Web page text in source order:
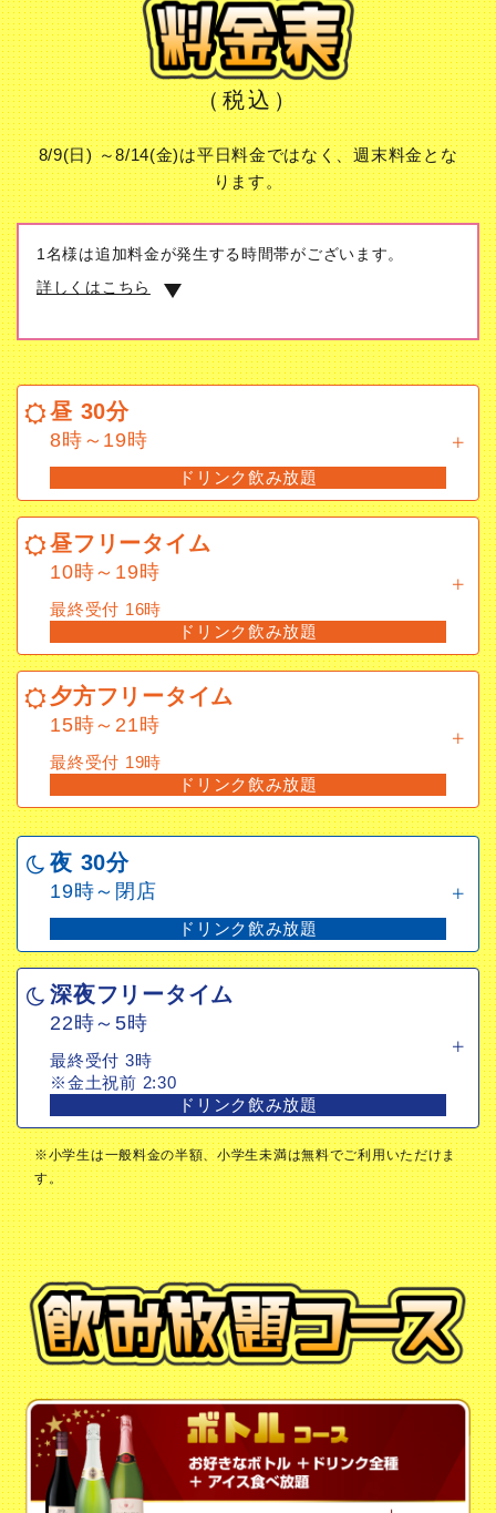
（税込）
8/9(日) ～8/14(金)は平日料金ではなく、週末料金とな
ります。
1名様は追加料金が発生する時間帯がございます。
詳しくはこちら
昼 30分
昼フリータイム
10時～19時
最終受付 16時
夕方フリータイム
15時～21時
最終受付 19時
夜 30分
19時～閉店
深夜フリータイム
22時～5時
最終受付 3時
※金土祝前2:30
昼 30分
8時～19時
ドリンク飲み放題
昼フリータイム
10時～19時
最終受付 16時
ドリンク飲み放題
夕方フリータイム
15時～21時
最終受付 19時
ドリンク飲み放題
夜 30分
19時～閉店
ドリンク飲み放題
深夜フリータイム
22時～5時
最終受付 3時
※金土祝前 2:30
ドリンク飲み放題
※小学生は一般料金の半額、小学生未満は無料でご利用いただけま
す。